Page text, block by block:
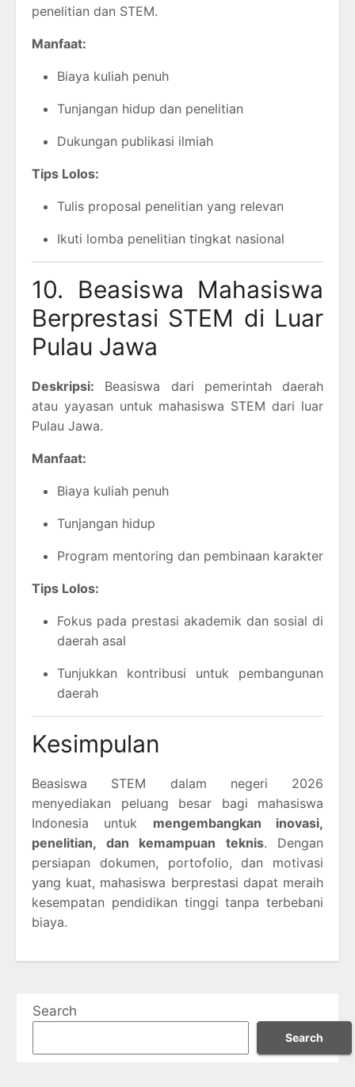
penelitian dan STEM.
Manfaat:
Biaya kuliah penuh
Tunjangan hidup dan penelitian
Dukungan publikasi ilmiah
Tips Lolos:
Tulis proposal penelitian yang relevan
Ikuti lomba penelitian tingkat nasional
10. Beasiswa Mahasiswa
Berprestasi STEM di Luar
Pulau Jawa
Deskripsi: Beasiswa dari pemerintah daerah
atau yayasan untuk mahasiswa STEM dari luar
Pulau Jawa.
Manfaat:
Biaya kuliah penuh
Tunjangan hidup
Program mentoring dan pembinaan karakter
Tips Lolos:
Fokus pada prestasi akademik dan sosial di
daerah asal
Tunjukkan kontribusi untuk pembangunan
daerah
Kesimpulan
Beasiswa STEM dalam negeri 2026
menyediakan peluang besar bagi mahasiswa
Indonesia untuk mengembangkan inovasi,
penelitian, dan kemampuan teknis. Dengan
persiapan dokumen, portofolio, dan motivasi
yang kuat, mahasiswa berprestasi dapat meraih
kesempatan pendidikan tinggi tanpa terbebani
biaya.
Search
Search